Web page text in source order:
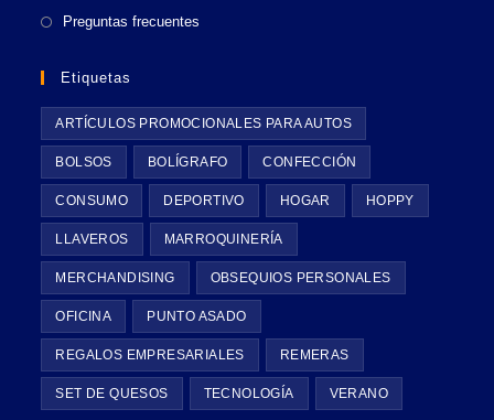
Preguntas frecuentes
Etiquetas
ARTÍCULOS PROMOCIONALES PARA AUTOS
BOLSOS BOLÍGRAFO CONFECCIÓN
CONSUMO DEPORTIVO HOGAR HOPPY
LLAVEROS MARROQUINERÍA
MERCHANDISING OBSEQUIOS PERSONALES
OFICINA PUNTO ASADO
REGALOS EMPRESARIALES REMERAS
SET DE QUESOS TECNOLOGÍA VERANO